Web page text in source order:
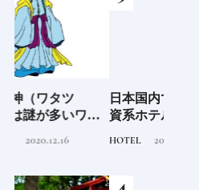
日本国内で展開される外
資系ホテルブランド13選
HOTEL 2025.10.22